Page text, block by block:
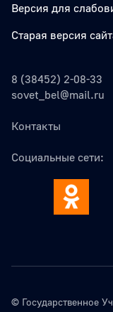
Версия для
Старая версия
8 (38452) 2-08-33
sovet_bel@mail.ru
Контакты
Социальные сети:
© Государственное